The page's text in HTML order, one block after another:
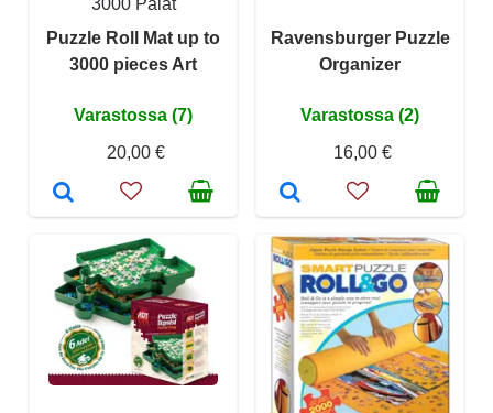
3000 Palat
Puzzle Roll Mat up to
3000 pieces Art
Varastossa (7)
20,00 €
Ravensburger Puzzle
Organizer
Varastossa (2)
16,00 €